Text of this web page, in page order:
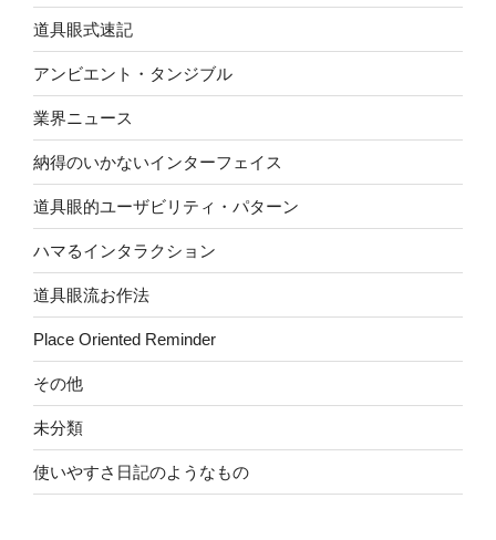
道具眼式速記
アンビエント・タンジブル
業界ニュース
納得のいかないインターフェイス
道具眼的ユーザビリティ・パターン
ハマるインタラクション
道具眼流お作法
Place Oriented Reminder
その他
未分類
使いやすさ日記のようなもの